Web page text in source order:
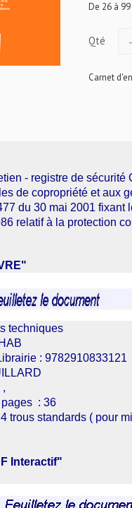
De 26 à
Qté -
Carnet
- registre de
de copropriété et aux
du 30 mai 2001
relatif à la protection
techniques
: 9782910833121
: 36
standards ( pour
Interactif"